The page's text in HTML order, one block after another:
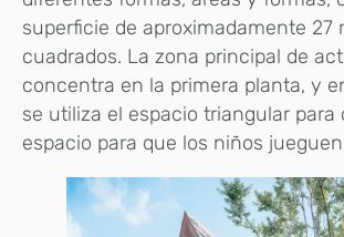
superficie de aproximadamente 27
cuadrados. La zona principal de
concentra en la primera planta, y
se utiliza el espacio triangular para
espacio para que los niños